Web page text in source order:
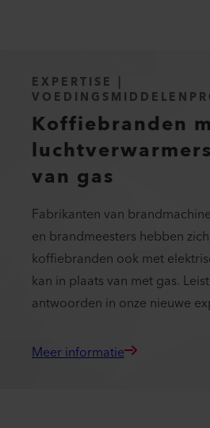
EXPERTISE |
Koffiebranden
van gas
Fabrikanten van
en brandmeesters hebben
koffiebranden ook met
kan in plaats van met gas.
antwoorden in onze nieuwe
Meer informatie